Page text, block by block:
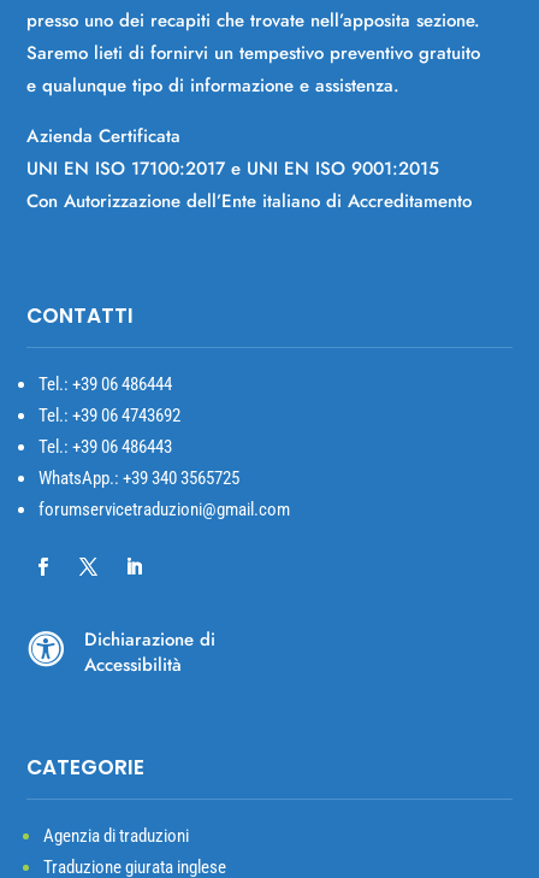
presso uno dei recapiti che trovate nell’apposita sezione.
Saremo lieti di fornirvi un tempestivo preventivo gratuito
e qualunque tipo di informazione e assistenza.
Azienda Certificata
UNI EN ISO 17100:2017 e UNI EN ISO 9001:2015
Con Autorizzazione dell’Ente italiano di Accreditamento
CONTATTI
Tel.: +3906 486444
Tel.: +39 06 4743692
Tel.: +39 06 486443
WhatsApp.: +39 340 3565725
forumservicetraduzioni@gmail.com

Dichiarazione di
Accessibilità
CATEGORIE
Agenzia di traduzioni
Traduzione giurata inglese